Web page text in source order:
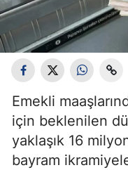
Emekli
için beklenilen
yaklaşık 16
bayram